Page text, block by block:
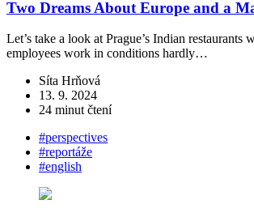
Two Dreams About Europe and a
Let’s take a look at Prague’s Indian restaurants
employees work in conditions hardly…
Síta Hrňová
13. 9. 2024
24 minut čtení
#perspectives
#reportáže
#english